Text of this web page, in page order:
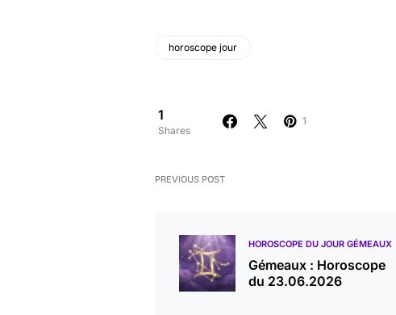
horoscope jour
1
Shares
1
PREVIOUS POST
HOROSCOPE DU JOUR GÉMEAUX
Gémeaux : Horoscope
du 23.06.2026